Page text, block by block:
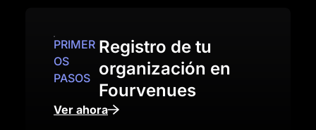
PRIMER
OS
PASOS
Registro de tu
organización en
Fourvenues
Ver ahora